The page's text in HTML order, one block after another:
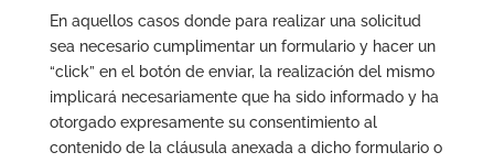
En aquellos casos donde para realizar una solicitud
sea necesario cumplimentar un formulario y hacer un
“click” en el botón de enviar, la realización del mismo
implicará necesariamente que ha sido informado y ha
otorgado expresamente su consentimiento al
contenido de la cláusula anexada a dicho formulario o